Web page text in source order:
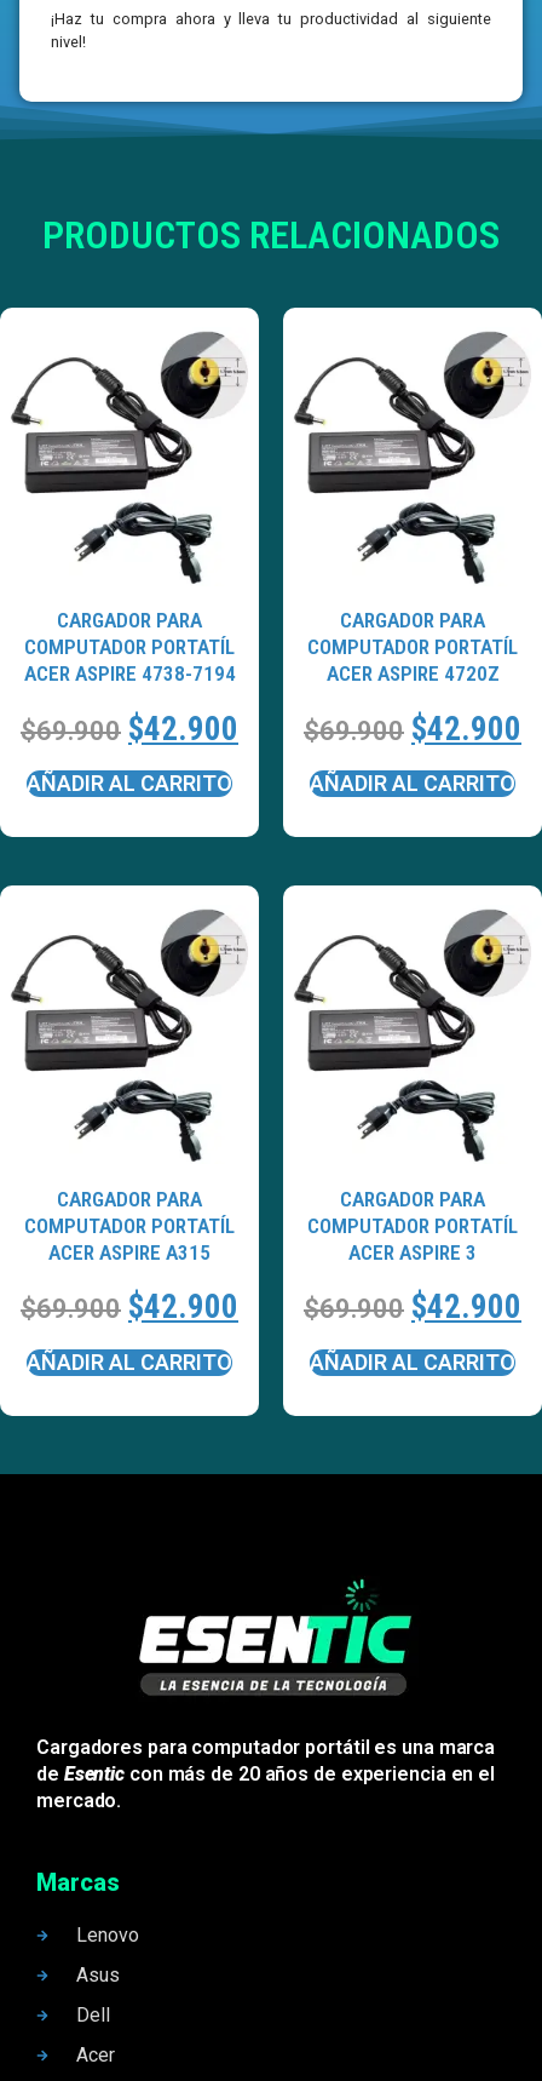
¡Haz tu compra ahora y lleva tu productividad al siguiente
nivel!
PRODUCTOS RELACIONADOS
CARGADOR PARA
COMPUTADOR PORTATÍL
ACER ASPIRE 4738-7194
$69.900 $42.900
AÑADIR AL CARRITO
CARGADOR PARA
COMPUTADOR PORTATÍL
ACER ASPIRE 4720Z
$69.900 $42.900
AÑADIR AL CARRITO
CARGADOR PARA
COMPUTADOR PORTATÍL
ACER ASPIRE A315
$69.900 $42.900
AÑADIR AL CARRITO
CARGADOR PARA
COMPUTADOR PORTATÍL
ACER ASPIRE 3
$69.900 $42.900
AÑADIR AL CARRITO
Cargadores para computador portátil es una marca
de Esentic con más de 20 años de experiencia en el
mercado.
Marcas
Lenovo
Asus
Dell
Acer